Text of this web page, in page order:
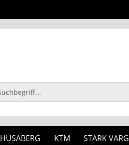
HUSABERG KTM STARK VARG